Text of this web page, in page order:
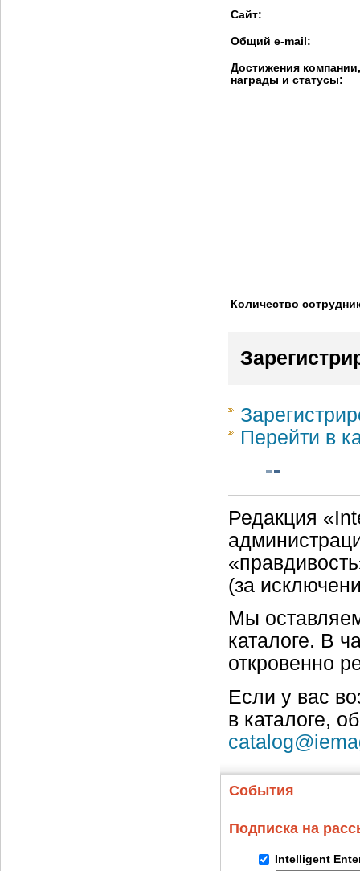
Сайт:
Общий e-mail:
Достижения компании,
награды и статусы:
Количество
Перейти в
Редакция
(за
Мы
каталоге. В
откровенно
Если у вас
в каталоге,
События
Подписка на
Intelligent